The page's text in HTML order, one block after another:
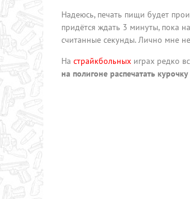
Надеюсь, печать пищи будет
придётся ждать 3 минуты, пока
считанные секунды. Лично мне
На страйкбольных играх редко
на полигоне распечатать курочку